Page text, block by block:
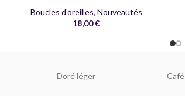
Boucles d’oreilles, Nouveautés
18,00€
Doré léger Café